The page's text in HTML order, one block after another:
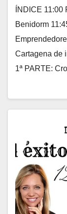
ÍNDICE
Benidorm
Cartagena de
1ª PARTE: